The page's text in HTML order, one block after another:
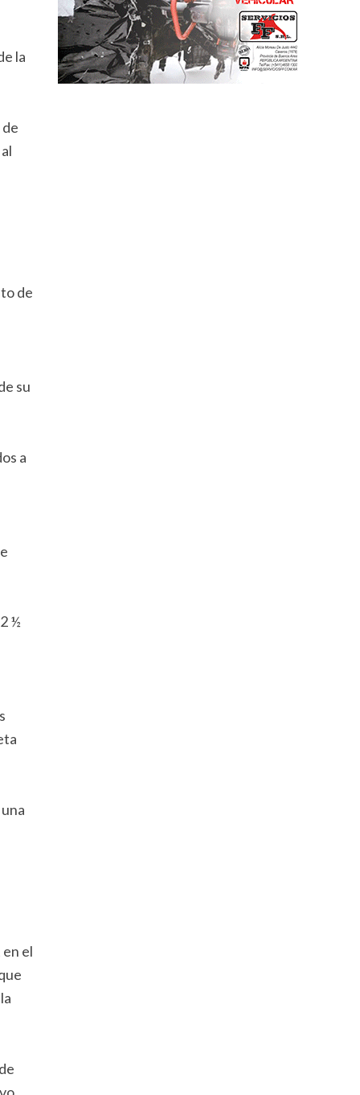
la
de
su
a
½
el